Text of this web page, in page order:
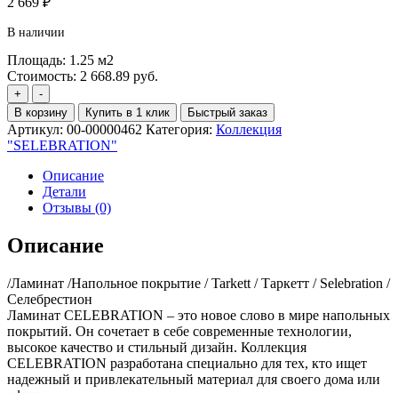
В наличии
Площадь: 1.25 м2
Стоимость: 2 668.89 руб.
+
Количество
товара
TARKETT
Selebration
Helloween
(1,253м2)33кл
1292*194*12mm
-
В корзину
Купить в 1 клик Быстрый заказ
Артикул: 00-00000462 Категория: Коллекция
"SELEBRATION"
Описание
Детали
Отзывы (0)
Описание
/Ламинат /Напольное покрытие / Tarkett / Таркетт / Selebration /
Селебрестион
Ламинат CELEBRATION – это новое слово в мире напольных
покрытий. Он сочетает в себе современные технологии,
высокое качество и стильный дизайн. Коллекция
CELEBRATION разработана специально для тех, кто ищет
надежный и привлекательный материал для своего дома или